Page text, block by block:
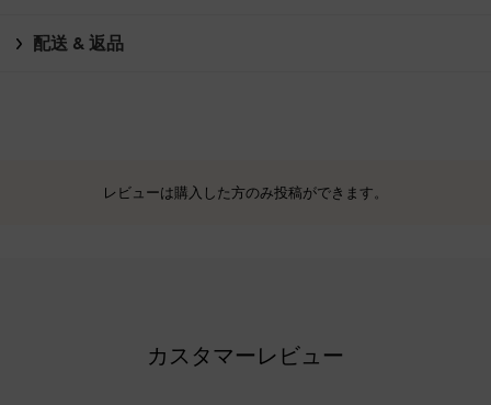
配送 & 返品
レビューは購入した方のみ投稿ができます。
カスタマーレビュー